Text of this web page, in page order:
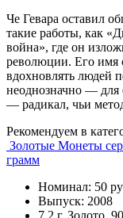
Че Гевара оставил
такие работы, как
война», где он
революции. Его имя
вдохновлять людей
неоднозначно — для
— радикал, чьи
Рекомендуем в
Золотые Монеты
грамм
Номинал: 50
Выпуск: 2008